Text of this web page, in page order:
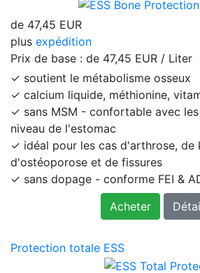
de 47,45 EUR
plus expédition
Prix ​​de base : de 47,45 EUR / Liter
✓ soutient le métabolisme osseux
✓ calcium liquide, méthionine,
✓ sans MSM - confortable avec
niveau de l'estomac
✓ idéal pour les cas d'arthrose, de
d'ostéoporose et de fissures
✓ sans dopage - conforme FEI &
Acheter
Protection totale ESS